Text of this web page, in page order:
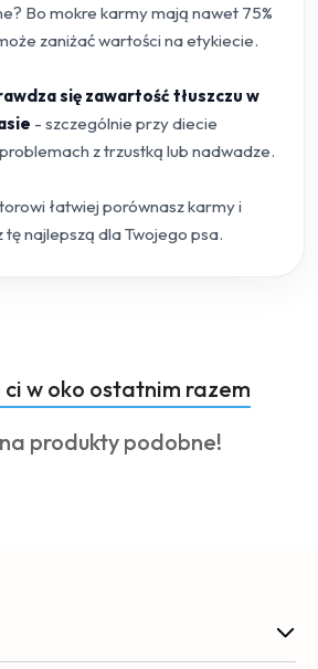
Bo mokre karmy mają nawet 75%
zaniżać wartości na etykiecie.
się zawartość tłuszczu w
- szczególnie przy diecie
z trzustką lub nadwadze.
łatwiej porównasz karmy i
tę najlepszą dla Twojego psa.
produktów
ci w oko ostatnim razem
produkty podobne!